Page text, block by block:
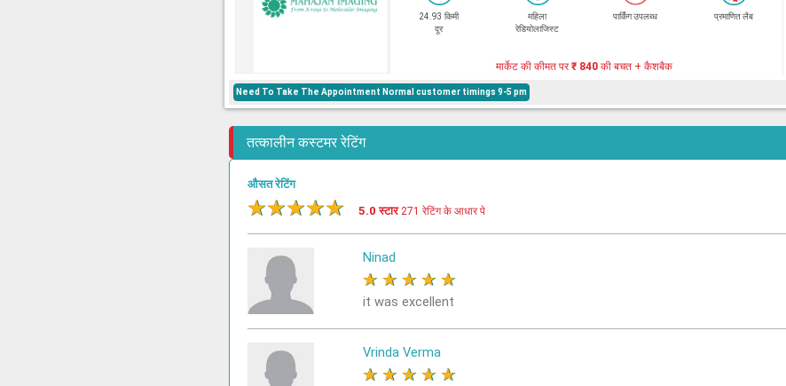
24.93 किमी
दूर
महिला
रेडियोलाजिस्ट
पार्किंग उपलब्ध प्रमाणित लैब
मार्केट की कीमत पर₹ 840 की बचत + कैशबैक
Need To Take The Appointment Normal customer timings 9-5 pm
तत्कालीन कस्टमर रेटिंग
औसत रेटिंग
★★★★★ 5.0 स्टार271 रेटिंग के आधार पे
Ninad
★ ★ ★ ★ ★
it was excellent
Vrinda Verma
★ ★ ★ ★ ★